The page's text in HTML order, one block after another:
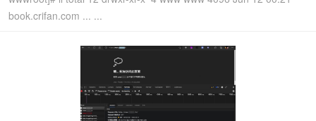
book.crifan.com ... ...